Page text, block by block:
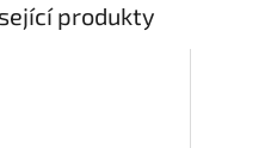
produkty